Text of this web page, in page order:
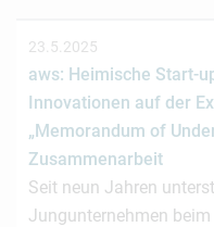
23.5.2025
aws: Heimische Start-
Innovationen auf der
„Memorandum of
Zusammenarbeit
Seit neun Jahren
Jungunternehmen